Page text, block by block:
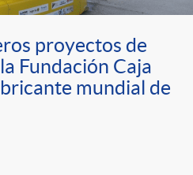
proyectos de
Fundación Caja
mundial de